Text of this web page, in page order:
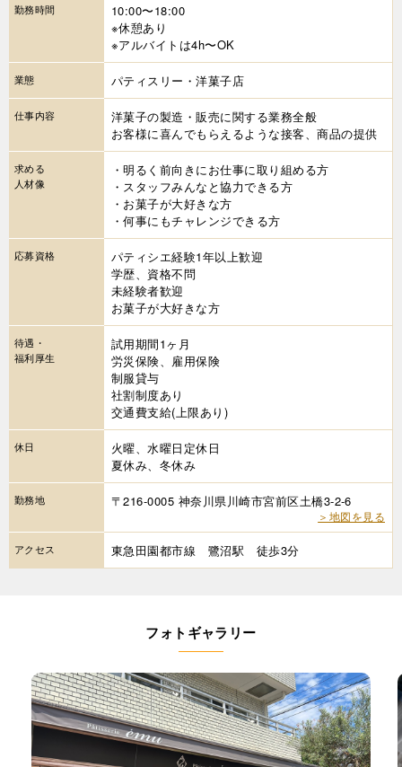
勤務時間
10:00〜18:00
※休憩あり
※アルバイトは4h〜OK
業態 パティスリー・洋菓子店
仕事内容
洋菓子の製造・販売に関する業務全般
お客様に喜んでもらえるような接客、商品の提供
求める
人材像
・明るく前向きにお仕事に取り組める方
・スタッフみんなと協力できる方
・お菓子が大好きな方
・何事にもチャレンジできる方
応募資格
パティシエ経験1年以上歓迎
学歴、資格不問
未経験者歓迎
お菓子が大好きな方
待遇・
福利厚生
試用期間1ヶ月
労災保険、雇用保険
制服貸与
社割制度あり
交通費支給(上限あり)
休日
火曜、水曜日定休日
夏休み、冬休み
勤務地 〒216-0005 神奈川県川崎市宮前区土橋3-2-6
＞地図を見る
アクセス 東急田園都市線 鷺沼駅 徒歩3分
フォトギャラリー